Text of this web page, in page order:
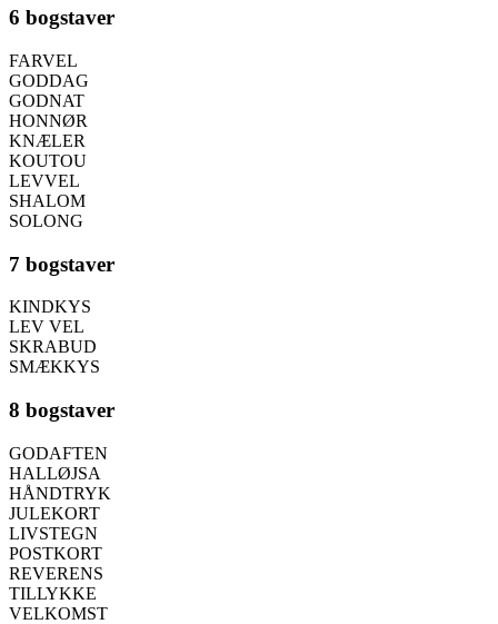
6 bogstaver
FARVEL
GODDAG
GODNAT
HONNØR
KNÆLER
KOUTOU
LEVVEL
SHALOM
SOLONG
7 bogstaver
KINDKYS
LEV VEL
SKRABUD
SMÆKKYS
8 bogstaver
GODAFTEN
HALLØJSA
HÅNDTRYK
JULEKORT
LIVSTEGN
POSTKORT
REVERENS
TILLYKKE
VELKOMST